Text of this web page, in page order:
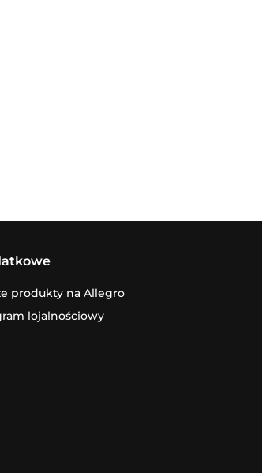
produkty na Allegro
lojalnościowy